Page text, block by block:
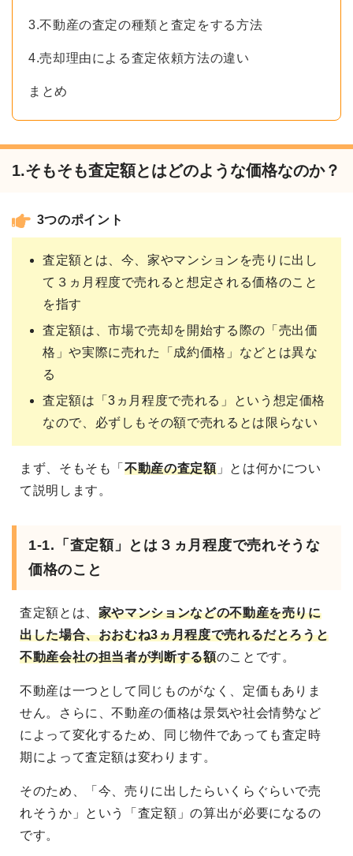
3.不動産の査定の種類と査定をする方法
4.売却理由による査定依頼方法の違い
まとめ
1.そもそも査定額とはどのような価格なのか？
3つのポイント
査定額とは、今、家やマンションを売りに出し
て３ヵ月程度で売れると想定される価格のこと
を指す
査定額は、市場で売却を開始する際の「売出価
格」や実際に売れた「成約価格」などとは異な
る
査定額は「3ヵ月程度で売れる」という想定価格
なので、必ずしもその額で売れるとは限らない
まず、そもそも「不動産の査定額」とは何かについ
て説明します。
1-1.「査定額」とは３ヵ月程度で売れそうな
価格のこと
査定額とは、 家やマンションなどの不動産を売りに
出した場合、おおむね3ヵ月程度で売れるだとろうと
不動産会社の担当者が判断する額のことです。
不動産は一つとして同じものがなく、定価もありま
せん。さらに、不動産の価格は景気や社会情勢など
によって変化するため、同じ物件であっても査定時
期によって査定額は変わります。
そのため、「今、売りに出したらいくらぐらいで売
れそうか」という「査定額」の算出が必要になるの
です。